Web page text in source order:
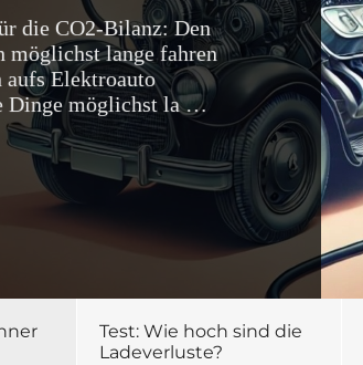
die CO2-Bilanz: Den
möglichst lange fahren
aufs Elektroauto
Dinge möglichst la …
Test: Wie hoch sind die
Ladeverluste?